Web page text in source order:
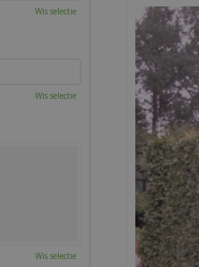
Wis selectie
Wis selectie
Wis selectie